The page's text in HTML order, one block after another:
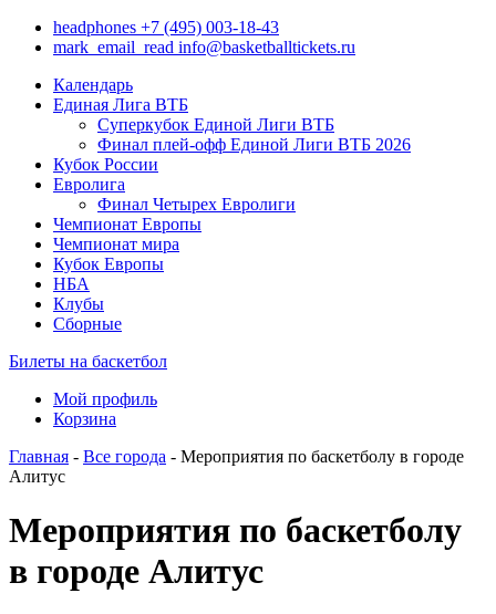
headphones +7 (495) 003-18-43
mark_email_read info@basketballtickets.ru
Календарь
Единая Лига ВТБ
Суперкубок Единой Лиги ВТБ
Финал плей-офф Единой Лиги ВТБ 2026
Кубок России
Евролига
Финал Четырех Евролиги
Чемпионат Европы
Чемпионат мира
Кубок Европы
НБА
Клубы
Сборные
Билеты на баскетбол
Мой профиль
Корзина
Главная - Все города - Мероприятия по баскетболу в городе
Алитус
Мероприятия по баскетболу
в городе Алитус